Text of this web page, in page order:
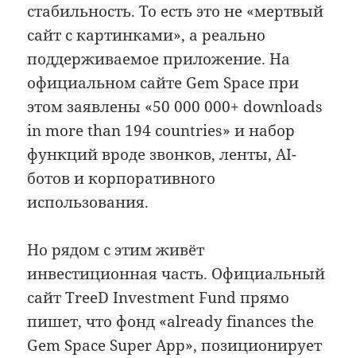
стабильность. То есть это не «мертвый
сайт с картинками», а реально
поддерживаемое приложение. На
официальном сайте Gem Space при
этом заявлены «50 000 000+ downloads
in more than 194 countries» и набор
функций вроде звонков, ленты, AI-
ботов и корпоративного
использования.
Но рядом с этим живёт
инвестиционная часть. Официальный
сайт TreeD Investment Fund прямо
пишет, что фонд «already finances the
Gem Space Super App», позиционирует